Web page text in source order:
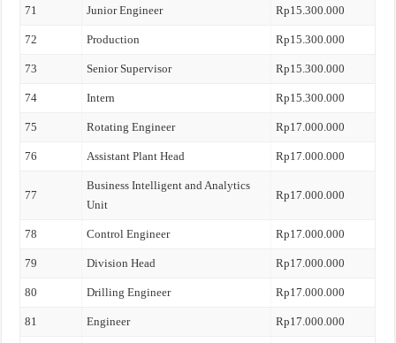
71 Junior Engineer Rp15.300.000
72 Production Rp15.300.000
73 Senior Supervisor Rp15.300.000
74 Intern Rp15.300.000
75 Rotating Engineer Rp17.000.000
76 Assistant Plant Head Rp17.000.000
77
Business Intelligent and Analytics
Unit
Rp17.000.000
78 Control Engineer Rp17.000.000
79 Division Head Rp17.000.000
80 Drilling Engineer Rp17.000.000
81 Engineer Rp17.000.000